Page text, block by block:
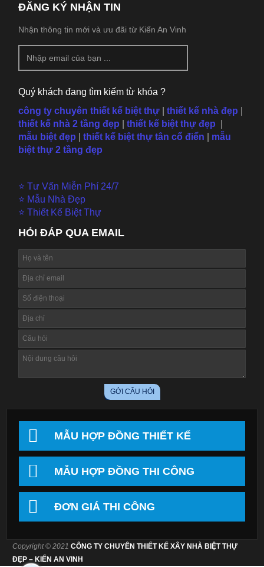
ĐĂNG KÝ NHẬN TIN
Nhận thông tin mới và ưu đãi từ Kiến An Vinh
Quý khách đang tìm kiếm từ khóa ?
công ty chuyên thiết kế biệt thự |thiết kế nhà đẹp
thiết kế nhà 2 tầng đẹp
thiết kế biệt thự đẹp
mẫu biệt đẹp thiết kế biệt thự tân cổ điển
mẫu
biệt thự 2 tầng đẹp
⭐ Tư Vấn Miễn Phí 24/7
⭐ Mẫu Nhà Đẹp
⭐ Thiết Kế Biệt Thự
HỎI ĐÁP QUA EMAIL
MẪU HỢP ĐỒNG THIẾT KẾ
MẪU HỢP ĐỒNG THI CÔNG
ĐƠN GIÁ THI CÔNG
Copyright © 2021CÔNG TY CHUYÊN THIẾT KẾ XÂY NHÀ BIỆT THỰ
ĐẸP – KIẾN AN VINH